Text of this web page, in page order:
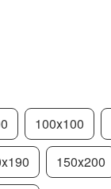
100х100
150х200